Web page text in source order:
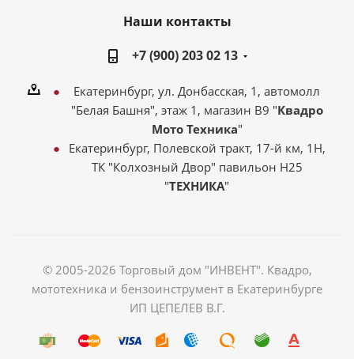
Наши контакты
+7 (900) 203 02 13
Екатеринбург, ул. Донбасская, 1, автомолл
"Белая Башня", этаж 1, магазин В9 "Квадро
Мото Техника"
Екатеринбург, Полевской тракт, 17-й км, 1Н,
ТК "Колхозный Двор" павильон Н25
"ТЕХНИКА"
© 2005-2026 Торговый дом "ИНВЕНТ". Квадро,
мототехника и бензоинструмент в Екатеринбурге
ИП ЦЕПЕЛЕВ В.Г.